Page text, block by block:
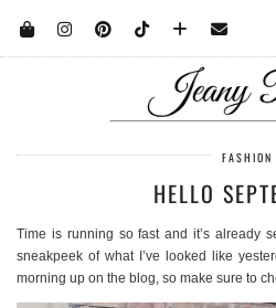
FASHION
HELLO
Time is running so fast and it’s already
sneakpeek of what I’ve looked like
morning up on the blog, so make sure to